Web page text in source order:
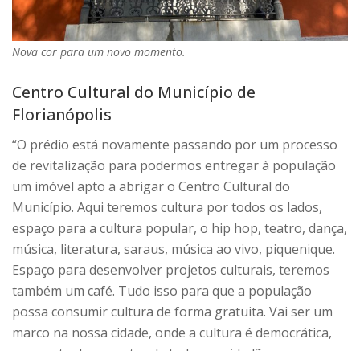
Nova cor para um novo momento.
Centro Cultural do Município de
Florianópolis
“O prédio está novamente passando por um processo
de revitalização para podermos entregar à população
um imóvel apto a abrigar o Centro Cultural do
Município. Aqui teremos cultura por todos os lados,
espaço para a cultura popular, o hip hop, teatro, dança,
música, literatura, saraus, música ao vivo, piquenique.
Espaço para desenvolver projetos culturais, teremos
também um café. Tudo isso para que a população
possa consumir cultura de forma gratuita. Vai ser um
marco na nossa cidade, onde a cultura é democrática,